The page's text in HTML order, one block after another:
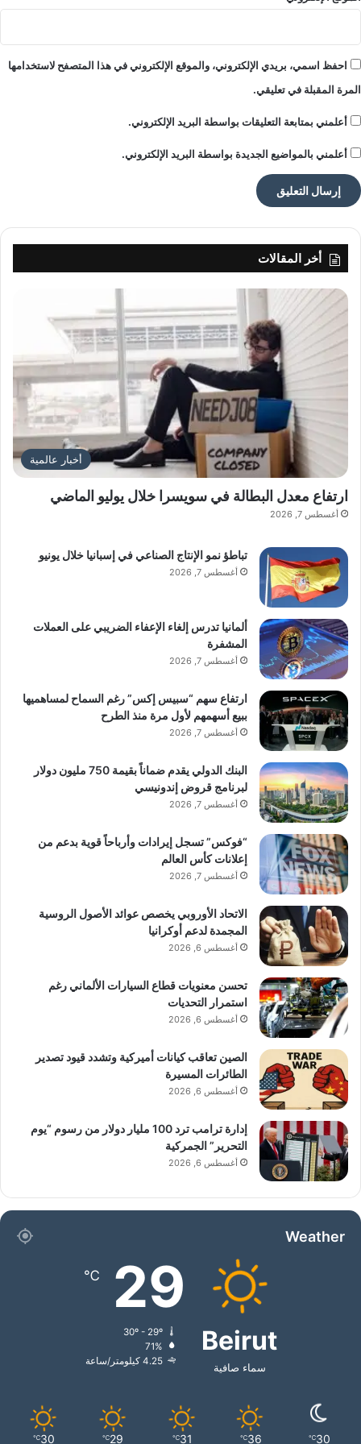
س
ة
ا
ر
ئ
ا
س
احفظ اسمي، بريدي الإلكتروني، والموقع الإلكتروني في هذا المتصفح لاستخدامها
المرة المقبلة في تعليقي.
أعلمني بمتابعة التعليقات بواسطة البريد الإلكتروني.
أعلمني بالمواضيع الجديدة بواسطة البريد الإلكتروني.
أخر المقالات
أخبار عالمية
ارتفاع معدل البطالة في سويسرا خلال يوليو الماضي
أغسطس 7, 2026
تباطؤ نمو الإنتاج الصناعي في إسبانيا خلال يونيو
أغسطس 7, 2026
ألمانيا تدرس إلغاء الإعفاء الضريبي على العملات
المشفرة
أغسطس 7, 2026
ارتفاع سهم “سبيس إكس” رغم السماح لمساهميها
ببيع أسهمهم لأول مرة منذ الطرح
أغسطس 7, 2026
البنك الدولي يقدم ضماناً بقيمة 750 مليون دولار
لبرنامج قروض إندونيسي
أغسطس 7, 2026
“فوكس” تسجل إيرادات وأرباحاً قوية بدعم من
إعلانات كأس العالم
أغسطس 7, 2026
الاتحاد الأوروبي يخصص عوائد الأصول الروسية
المجمدة لدعم أوكرانيا
أغسطس 6, 2026
تحسن معنويات قطاع السيارات الألماني رغم
استمرار التحديات
أغسطس 6, 2026
الصين تعاقب كيانات أميركية وتشدد قيود تصدير
الطائرات المسيرة
أغسطس 6, 2026
إدارة ترامب ترد 100 مليار دولار من رسوم “يوم
التحرير” الجمركية
أغسطس 6, 2026
Weather
Beirut
سماء صافية
29
℃
71%
4.25 كيلومتر/ساعة
30
℃
36
℃
31
℃
29
℃
30
℃